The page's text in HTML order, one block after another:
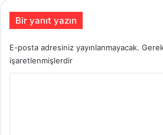
Bir yanıt yazın
E-posta adresiniz yayınlanmayacak.
işaretlenmişlerdir